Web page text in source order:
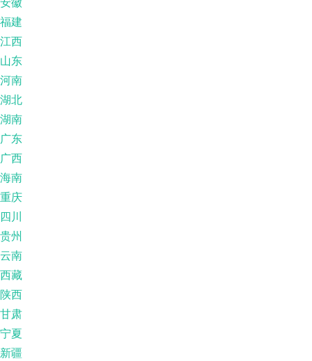
福建
江西
山东
河南
湖北
湖南
广东
广西
海南
重庆
四川
贵州
云南
西藏
陕西
甘肃
宁夏
新疆